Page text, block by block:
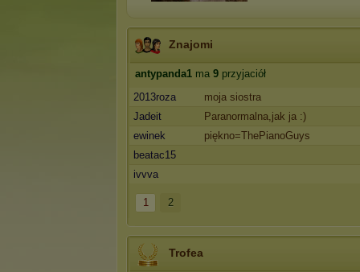
Znajomi
antypanda1 ma 9 przyjaciół
2013roza
moja siostra
Jadeit
Paranormalna,jak ja :)
ewinek
piękno=ThePianoGuys
beatac15
ivvva
1 2
Trofea